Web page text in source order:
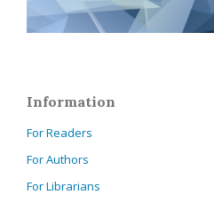
Information
For Readers
For Authors
For Librarians